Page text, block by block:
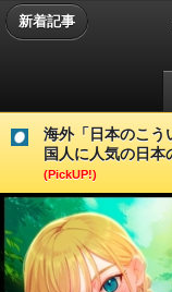
新着記事
海外「日本のこう
国人に人気の日本
(PickUP!)